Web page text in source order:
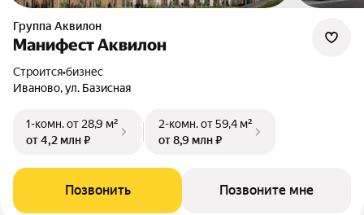
Группа Аквилон
Манифест Аквилон
Строится•бизнес
Иваново, ул. Базисная
1-комн.от 28,9 м²
от 4,2 млн ₽
2-комн.от 59,4 м²
от 8,9 млн ₽
Позвонить Позвоните мне